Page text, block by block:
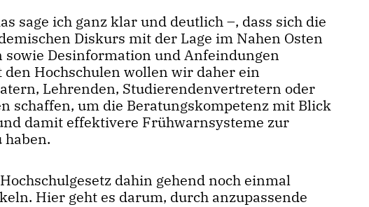
sage ich ganz klar und deutlich –, dass sich die
Diskurs mit der Lage im Nahen Osten
Desinformation und Anfeindungen
Hochschulen wollen wir daher ein
Lehrenden, Studierendenvertretern oder
schaffen, um die Beratungskompetenz mit Blick
damit effektivere Frühwarnsysteme zur
dahin gehend noch einmal
Hier geht es darum, durch anzupassende